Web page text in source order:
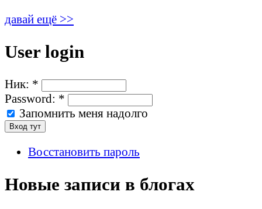
давай ещё >>
User login
Ник: *
Password: *
Запомнить меня надолго
Восстановить пароль
Новые записи в блогах